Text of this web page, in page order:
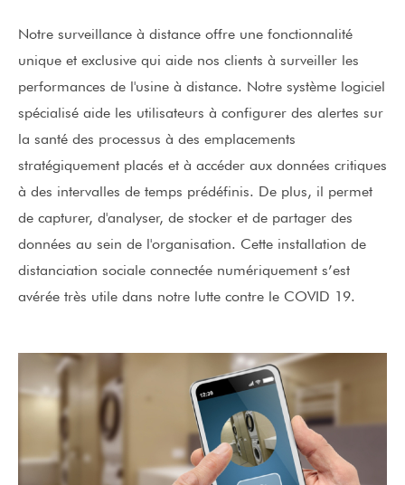
Notre surveillance à distance offre une fonctionnalité
unique et exclusive qui aide nos clients à surveiller les
performances de l'usine à distance. Notre système logiciel
spécialisé aide les utilisateurs à configurer des alertes sur
la santé des processus à des emplacements
stratégiquement placés et à accéder aux données critiques
à des intervalles de temps prédéfinis. De plus, il permet
de capturer, d'analyser, de stocker et de partager des
données au sein de l'organisation. Cette installation de
distanciation sociale connectée numériquement s’est
avérée très utile dans notre lutte contre le COVID 19.